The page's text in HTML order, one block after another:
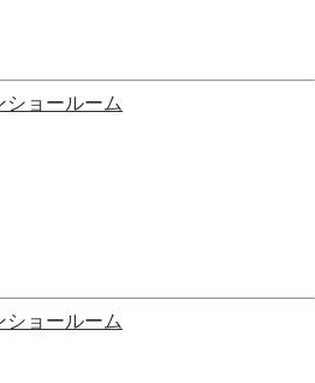
ショールーム
ショールーム